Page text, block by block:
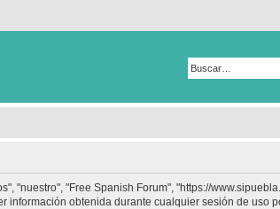
"nuestro", "Free Spanish Forum", "https://
información obtenida durante cualquier sesión de uso